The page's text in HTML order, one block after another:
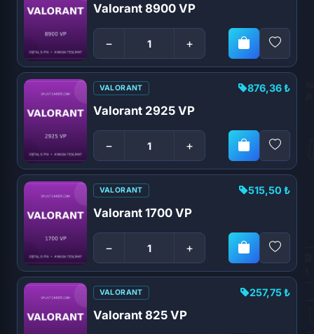
Valorant 8900 VP
− +
VALORANT
Valorant 2925 VP
− +
876,36 ₺
VALORANT
Valorant 1700 VP
− +
515,50 ₺
VALORANT
Valorant 825 VP
257,75 ₺